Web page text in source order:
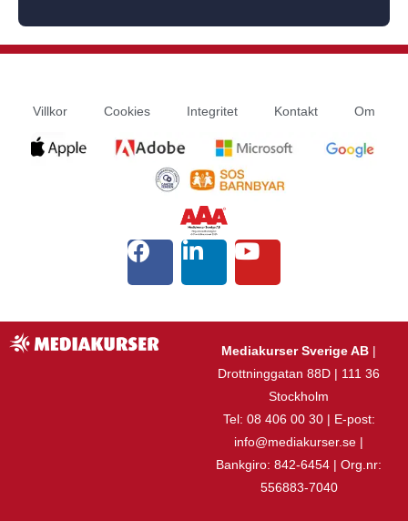
Villkor Cookies Integritet Kontakt Om
Mediakurser Sverige AB |
Drottninggatan 88D | 111 36
Stockholm
Tel: 08 406 00 30 | E-post:
info@mediakurser.se |
Bankgiro: 842-6454 | Org.nr:
556883-7040